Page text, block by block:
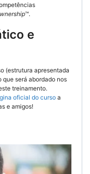
™.
e
(estrutura apresentada
que será abordado nos
treinamento.
oficial do curso a
e amigos!